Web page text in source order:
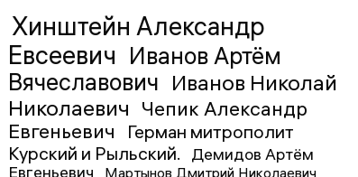
Хинштейн Александр
Евсеевич Иванов Артём
Вячеславович Иванов Николай
Николаевич Чепик Александр
Евгеньевич
Герман митрополит
Курский и Рыльский.
Демидов Артём
Евгеньевич
Мартынов Дмитрий Николаевич